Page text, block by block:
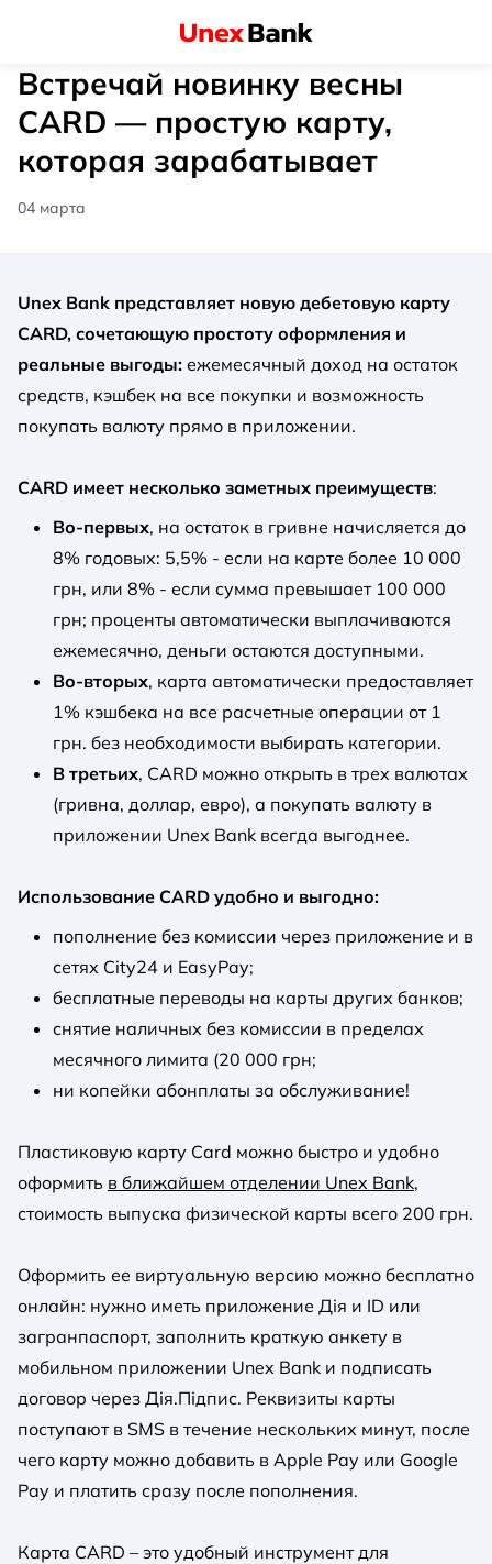
Встречай новинку весны
CARD — простую карту,
которая зарабатывает
04 марта
Unex Bank представляет новую дебетовую карту
CARD, сочетающую простоту оформления и
реальные выгоды: ежемесячный доход на остаток
средств, кэшбек на все покупки и возможность
покупать валюту прямо в приложении.
CARD имеет несколько заметных преимуществ:
Во-первых, на остаток в гривне начисляется до
8% годовых: 5,5% - если на карте более 10 000
грн, или 8% - если сумма превышает 100 000
грн; проценты автоматически выплачиваются
ежемесячно, деньги остаются доступными.
Во-вторых, карта автоматически предоставляет
1% кэшбека на все расчетные операции от 1
грн. без необходимости выбирать категории.
В третьих, CARD можно открыть в трех валютах
(гривна, доллар, евро), а покупать валюту в
приложении Unex Bank всегда выгоднее.
Использование CARD удобно и выгодно:
пополнение без комиссии через приложение и в
сетях City24 и EasyPay;
бесплатные переводы на карты других банков;
снятие наличных без комиссии в пределах
месячного лимита (20 000 грн;
ни копейки абонплаты за обслуживание!
Пластиковую карту Card можно быстро и удобно
оформить в ближайшем отделении Unex Bank,
стоимость выпуска физической карты всего 200 грн.
Оформить ее виртуальную версию можно бесплатно
онлайн: нужно иметь приложение Дія и ID или
загранпаспорт, заполнить краткую анкету в
мобильном приложении Unex Bank и подписать
договор через Дія.Підпис. Реквизиты карты
поступают в SMS в течение нескольких минут, после
чего карту можно добавить в Apple Pay или Google
Pay и платить сразу после пополнения.
Карта CARD – это удобный инструмент для